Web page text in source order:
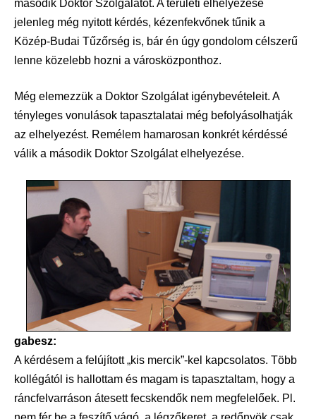
második Doktor Szolgálatot. A területi elhelyezése
jelenleg még nyitott kérdés, kézenfekvőnek tűnik a
Közép-Budai Tűzőrség is, bár én úgy gondolom célszerű
lenne közelebb hozni a városközponthoz.
Még elemezzük a Doktor Szolgálat igénybevételeit. A
tényleges vonulások tapasztalatai még befolyásolhatják
az elhelyezést. Remélem hamarosan konkrét kérdéssé
válik a második Doktor Szolgálat elhelyezése.
gabesz:
A kérdésem a felújított „kis mercik”-kel kapcsolatos. Több
kollégától is hallottam és magam is tapasztaltam, hogy a
ráncfelvarráson átesett fecskendők nem megfelelőek. Pl.